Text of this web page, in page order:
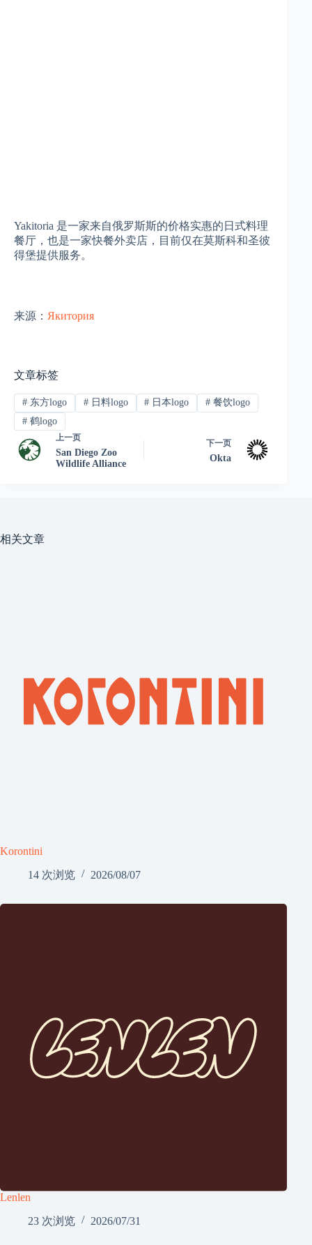
Yakitoria 是一家来自俄罗斯斯的价格实惠的日式料理
餐厅，也是一家快餐外卖店，目前仅在莫斯科和圣彼
得堡提供服务。
来源： Якитория
文章标签
#东方logo #日料logo # 日本logo # 餐饮logo
#鹤logo
上一页
San Diego Zoo
Wildlife Alliance
下一页
Okta
相关文章
Korontini
14 次浏览
2026/08/07
Lenlen
23 次浏览
2026/07/31